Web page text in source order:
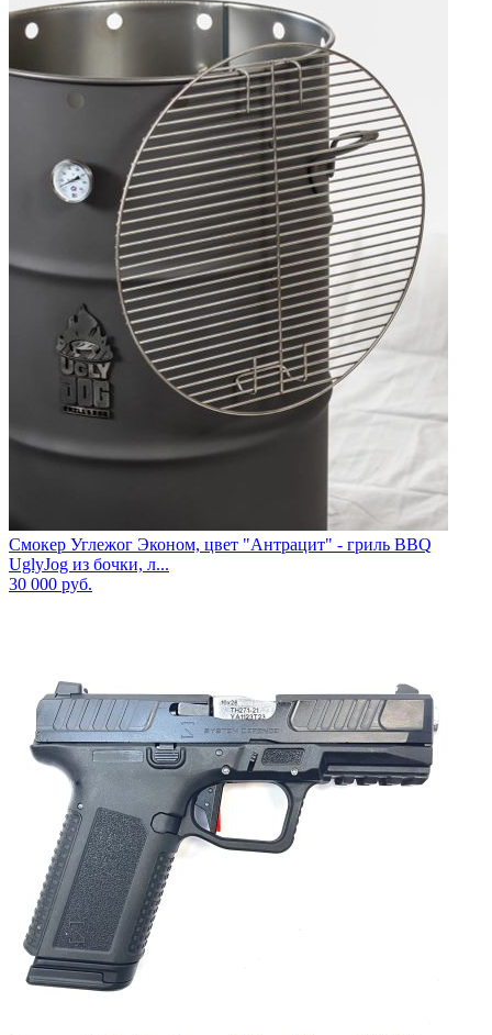
Смокер Углежог Эконом, цвет "Антрацит" - гриль BBQ
UglyJog из бочки, л...
30 000 руб.